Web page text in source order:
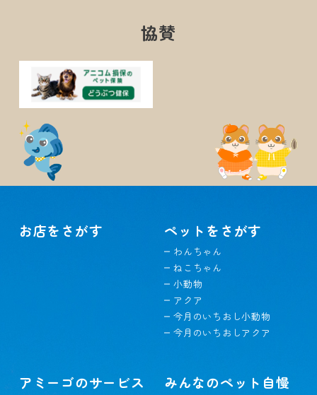
協賛
お店をさがす ペットをさがす
わんちゃん
ねこちゃん
小動物
アクア
今月のいちおし小動物
今月のいちおしアクア
アミーゴのサービス みんなのペット自慢